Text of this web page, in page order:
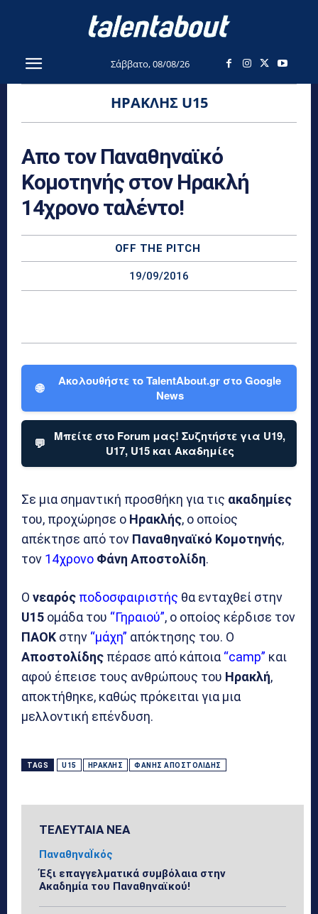
Σάββατο, 08/08/26
ΗΡΑΚΛΉΣ U15
Απο τον Παναθηναϊκό
Κομοτηνής στον Ηρακλή
14χρονο ταλέντο!
OFF THE PITCH
19/09/2016
🌐
Ακολουθήστε το TalentAbout.gr στο Google
News
💬
Μπείτε στο Forum μας! Συζητήστε για U19,
U17, U15 και Ακαδημίες
Σε μια σημαντική προσθήκη για τις ακαδημίες
του, προχώρησε ο Ηρακλής, ο οποίος
απέκτησε από τον Παναθηναϊκό Κομοτηνής,
τον 14χρονο Φάνη Αποστολίδη.
Ο νεαρός ποδοσφαιριστής θα ενταχθεί στην
U15 ομάδα του “Γηραιού”, ο οποίος κέρδισε τον
ΠΑΟΚ στην “μάχη” απόκτησης του. Ο
Αποστολίδης πέρασε από κάποια “camp” και
αφού έπεισε τους ανθρώπους του Ηρακλή,
αποκτήθηκε, καθώς πρόκειται για μια
μελλοντική επένδυση.
TAGS U15 ΗΡΑΚΛΉΣ ΦΆΝΗΣ ΑΠΟΣΤΟΛΊΔΗΣ
ΤΕΛΕΥΤΑΙΑ ΝΕΑ
ΠαναθηναΪκός
Έξι επαγγελματικά συμβόλαια στην
Ακαδημία του Παναθηναϊκού!